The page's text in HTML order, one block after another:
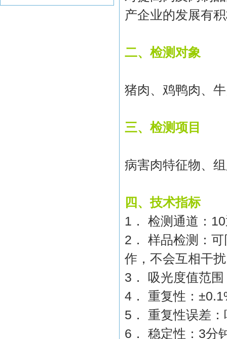
产企业的发展有
二、检测对象
猪肉、鸡鸭肉、
三、检测项目
病害肉特征物、
四、技术指标
1 ． 检测通道： 10
2 ．
样品检测：
作，不会互相干
3 ．
吸光度值范围
4 ． 重复性：
5 ．
重复性误差
6 ． 稳定性： 3分